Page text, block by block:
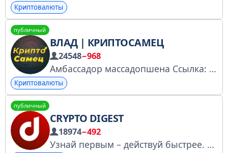
Криптовалюты
публичный
ВЛАД | КРИПТОСАМЕЦ
24548−968
Амбассадор массадопшена Ссылка: @cryptosamec Чат: @cryptosamec_chat Связь: @piskun_v
Криптовалюты
публичный
CRYPTO DIGEST
18974−492
Узнай первым – действуй быстрее. Сотрудничество: @mmitya69